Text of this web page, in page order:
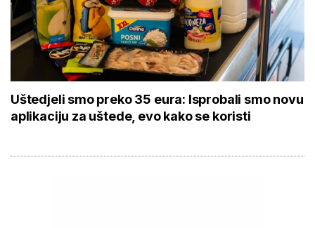
Uštedjeli smo preko 35 eura: Isprobali smo novu
aplikaciju za uštede, evo kako se koristi